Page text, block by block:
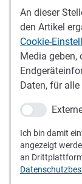
An dieser
den Artikel
Cookie-
Media geben,
Daten, für
Ich bin damit
angezeigt
an